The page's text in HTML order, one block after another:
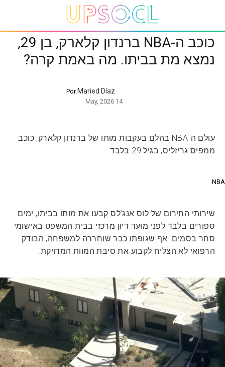
כוכב ה-NBA ברנדון קלארק, בן 29,
נמצא מת בביתו. מה באמת קרה?
Por Maried Díaz
14 May, 2026
עולם ה-NBA בהלם בעקבות מותו של ברנדון קלארק, כוכב
ממפיס גריזליס, בגיל 29 בלבד.
NBA
שירותי החירום של לוס אנג’לס קבעו את מותו בביתו, ימים
ספורים בלבד לפני מועד דיון מרכזי בבית המשפט באישומי
סחר בסמים. אף שגופתו כבר שוחררה למשפחה, הבודק
הרפואי לא הצליח לקבוע את סיבת המוות המדויקת.